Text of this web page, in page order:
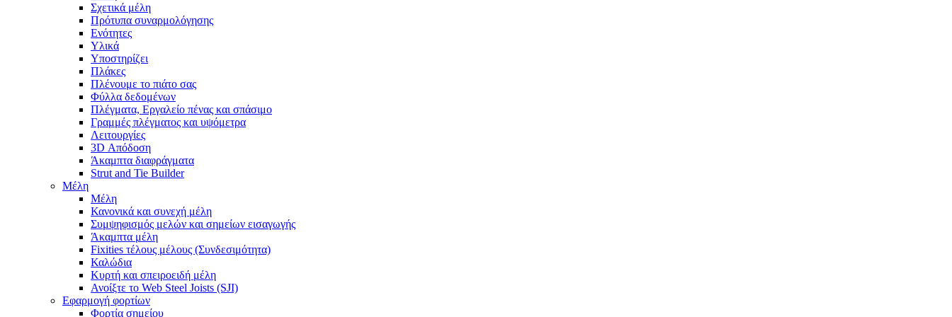
Σχετικά μέλη
Πρότυπα συναρμολόγησης
Ενότητες
Υλικά
Υποστηρίζει
Πλάκες
Πλένουμε το πιάτο σας
Φύλλα δεδομένων
Πλέγματα, Εργαλείο πένας και σπάσιμο
Γραμμές πλέγματος και υψόμετρα
Λειτουργίες
3D Απόδοση
Άκαμπτα διαφράγματα
Strut and Tie Builder
Μέλη
Μέλη
Κανονικά και συνεχή μέλη
Συμψηφισμός μελών και σημείων εισαγωγής
Άκαμπτα μέλη
Fixities τέλους μέλους (Συνδεσιμότητα)
Καλώδια
Κυρτή και σπειροειδή μέλη
Ανοίξτε το Web Steel Joists (SJI)
Εφαρμογή φορτίων
Φορτία σημείου